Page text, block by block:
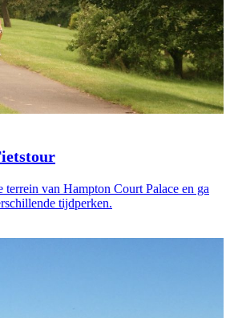
terrein van Hampton Court Palace en ga
tijdperken.